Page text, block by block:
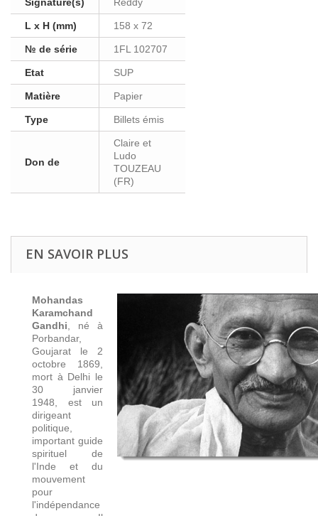
L x H (mm) 158 x 72
№ de série 1FL 102707
Etat SUP
Matière Papier
Type Billets émis
Don de
Claire et
Ludo
TOUZEAU
(FR)
EN SAVOIR PLUS
Mohandas
Karamchand
Gandhi , né à
Porbandar,
Goujarat le 2
octobre 1869,
mort à Delhi le
30 janvier
1948, est un
dirigeant
politique,
important guide
spirituel de
l'Inde et du
mouvement
pour
l'indépendance